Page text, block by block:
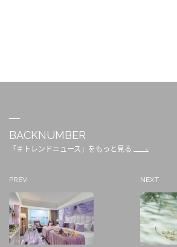
BACKNUMBER
「＃トレンドニュース」をもっと見る
PREV NEXT